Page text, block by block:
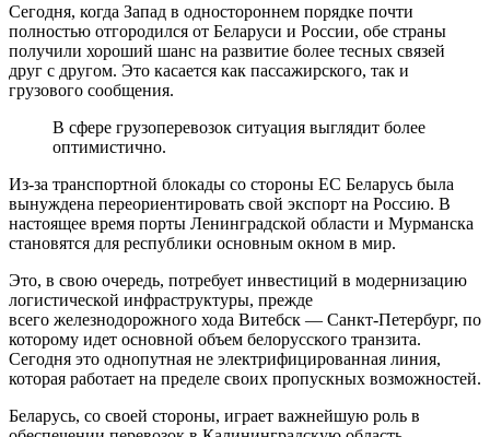
Сегодня, когда Запад в одностороннем порядке почти
полностью отгородился от Беларуси и России, обе страны
получили хороший шанс на развитие более тесных связей
друг с другом. Это касается как пассажирского, так и
грузового сообщения.
В сфере грузоперевозок ситуация выглядит более
оптимистично.
Из-за транспортной блокады со стороны ЕС Беларусь была
вынуждена переориентировать свой экспорт на Россию. В
настоящее время порты Ленинградской области и Мурманска
становятся для республики основным окном в мир.
Это, в свою очередь, потребует инвестиций в модернизацию
логистической инфраструктуры, прежде
всего железнодорожного хода Витебск — Санкт-Петербург, по
которому идет основной объем белорусского транзита.
Сегодня это однопутная не электрифицированная линия,
которая работает на пределе своих пропускных возможностей.
Беларусь, со своей стороны, играет важнейшую роль в